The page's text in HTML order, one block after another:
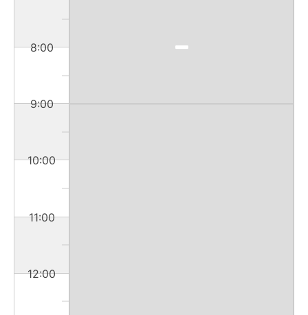
8:00
9:00
10:00
11:00
12:00